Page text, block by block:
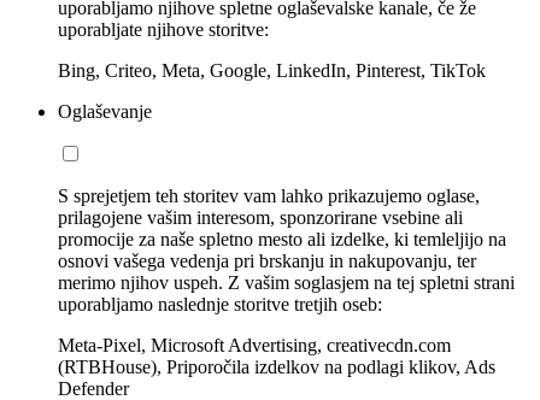
uporabljamo njihove spletne oglaševalske kanale, če že
uporabljate njihove storitve:
Bing, Criteo, Meta, Google, LinkedIn, Pinterest, TikTok
Oglaševanje
S sprejetjem teh storitev vam lahko prikazujemo oglase,
prilagojene vašim interesom, sponzorirane vsebine ali
promocije za naše spletno mesto ali izdelke, ki temleljijo na
osnovi vašega vedenja pri brskanju in nakupovanju, ter
merimo njihov uspeh. Z vašim soglasjem na tej spletni strani
uporabljamo naslednje storitve tretjih oseb:
Meta-Pixel, Microsoft Advertising, creativecdn.com
(RTBHouse), Priporočila izdelkov na podlagi klikov, Ads
Defender